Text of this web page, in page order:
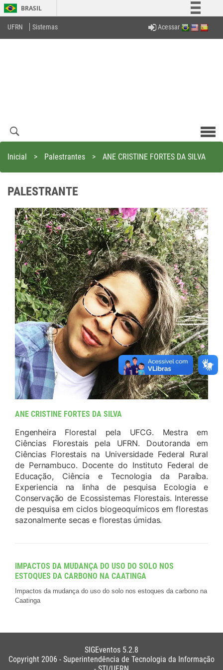
BRASIL
Simplifique!
Comunica BR
UFRN Sistemas Acessar
Inicial > Palestrantes > ANE CRISTINE FORTES DA SILVA
PALESTRANTE
ANE CRISTINE FORTES DA SILVA
Engenheira Florestal pela UFCG. Mestra em
Ciências Florestais pela UFRN. Doutoranda em
Ciências Florestais na Universidade Federal Rural
de Pernambuco. Docente do Instituto Federal de
Educação, Ciência e Tecnologia da Paraíba.
Experiencia na linha de pesquisa Ecologia e
Conservação de Ecossistemas Florestais. Interesse
de pesquisa em ciclos biogeoquímicos em florestas
sazonalmente secas e florestas úmidas.
IMPACTOS DA MUDANÇA DO USO DO SOLO NOS
ESTOQUES DA CARBONO NA CAATINGA
Impactos da mudança do uso do solo nos estoques da carbono na
Caatinga
SIGEventos 5.2.8
Copyright 2006 - Superintendência de Tecnologia da Informação